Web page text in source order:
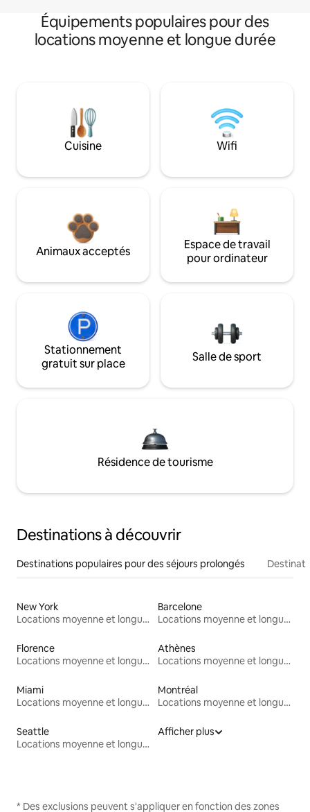
Équipements populaires pour des
locations moyenne et longue durée
Cuisine Wifi
Animaux acceptés
Espace de travail
pour ordinateur
Stationnement
gratuit sur place
Salle de sport
Résidence de tourisme
Destinations à découvrir
Destinations populaires pour des séjours prolongés
New York
Locations moyenne et longue durée
Barcelone
Locations moyenne et longue durée
Florence
Locations moyenne et longue durée
Athènes
Locations moyenne et longue durée
Miami
Locations moyenne et longue durée
Montréal
Locations moyenne et longue durée
Seattle
Locations moyenne et longue durée
Afficher plus
* Des exclusions peuvent s'appliquer en fonction des zones